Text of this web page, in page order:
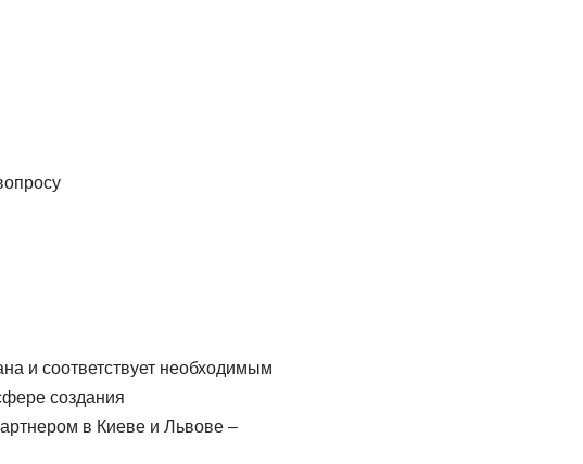
и соответствует необходимым
создания
в Киеве и Львове –